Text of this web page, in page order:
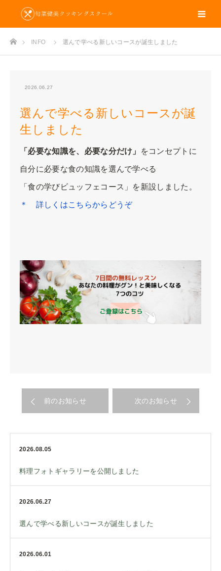
ホームINFO 選んで学べる新しいコースが誕生しました
2026.06.27
選んで学べる新しいコースが誕
生しました
「必要な知識を、必要な分だけ」 をコンセプトに
自分に必要な食の知識を選んで学べる
「食の学びビュッフェコース」を新設しました。
＊ 詳しくはこちらからどうぞ
前のお知らせ 次のお知らせ
2026.08.05
料理フォトギャラリーを公開しました
2026.06.27
選んで学べる新しいコースが誕生しました
2026.06.01